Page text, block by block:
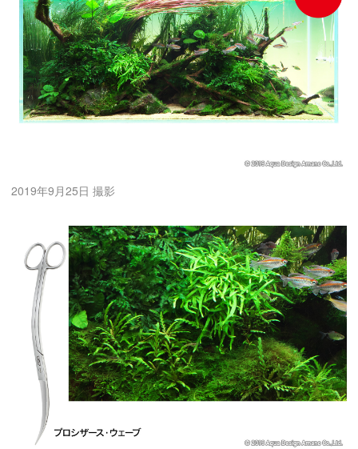
2019年9月25日 撮影